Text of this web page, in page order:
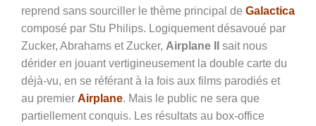
reprend sans sourciller le thème principal de Galactica
composé par Stu Philips. Logiquement désavoué par
Zucker, Abrahams et Zucker, Airplane II
sait nous
dérider en jouant vertigineusement la double carte du
déjà-vu, en se référant à la fois aux films parodiés et
au premier Airplane. Mais le public ne sera que
partiellement conquis. Les résultats au box-office